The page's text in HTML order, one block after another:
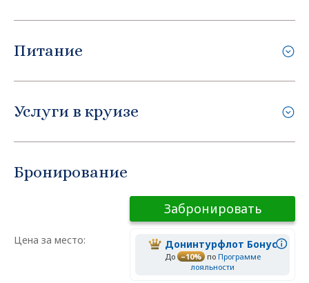
Питание
Услуги в круизе
Бронирование
Цена за место:
Забронировать
Донинтурфлот Бонус
До –10% по Программе
лояльности